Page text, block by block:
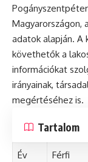
Magyarországon,
adatok alapján. A
követhetők a
információkat
irányainak,
megértéséhez is.
Tartalom
Év
Férfi